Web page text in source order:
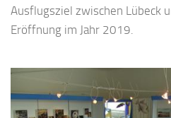
Ausflugsziel zwischen Lübeck
Eröffnung im Jahr 2019.